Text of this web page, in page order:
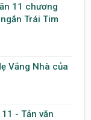
11 chương
Trái Tim
Vắng Nhà của
- Tản văn